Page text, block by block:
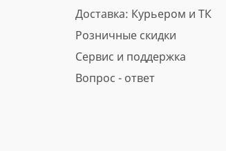
Доставка: Курьером и ТК
Розничные скидки
Сервис и поддержка
Вопрос - ответ